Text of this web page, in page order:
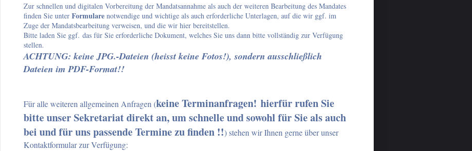
Zur schnellen und digitalen Vorbereitung der Mandatsannahme als auch der weiteren Bearbeitung des Mandates
finden Sie unterFormulare notwendige und wichtige als auch erforderliche Unterlagen, auf die wir ggf. im
Zuge der Mandatsbearbeitung verweisen, und die wir hier bereitstellen.
Bitte laden Sie ggf. das für Sie erforderliche Dokument, welches Sie uns dann bitte vollständig zur Verfügung
stellen.
ACHTUNG: keine JPG.-Dateien (heisst keine Fotos!), sondern ausschließlich
Dateien im PDF-Format!!
Für alle weiteren allgemeinen Anfragen (keine Terminanfragen! hierfür rufen Sie
bitte unser Sekretariat direkt an, um schnelle und sowohl für Sie als auch
bei und für uns passende Termine zu finden !!) stehen wir Ihnen gerne über unser
Kontaktformular zur Verfügung: